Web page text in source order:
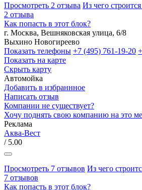
Просмотреть 2 отзыва Из чего
2 отзыва
Как попасть в этот блок?
г. Москва, Вешняковская улица, 6/8
Выхино Новогиреево
Показать телефоны +7 (495) 761-19-20
Показать на карте
Скрыть карту
Автомойка
Добавить в избраннное
Написать отзыв
Компании не существует?
Хочу поднять свою компанию на это
Реклама
Аква-Вест
/ 5.00
Просмотреть 7 отзывов Из чего
7 отзывов
Как попасть в этот блок?